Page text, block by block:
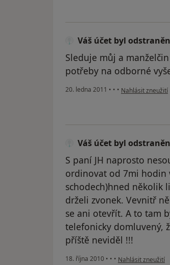
Váš účet byl odstraněn
Sleduje můj a
potřeby na odborné
20. ledna 2011 • • • podle názoru
Nahlásit zneužití
Váš účet byl odstraněn
S paní JH naprosto
ordinovat od 7mi hodin
schodech)hned několik
drželi zvonek. Vevnitř
se ani otevřít. A to tam
telefonicky domluvený,
příště neviděl !!!
18. října 2010 • • • podle názoru
Nahlásit zneužití